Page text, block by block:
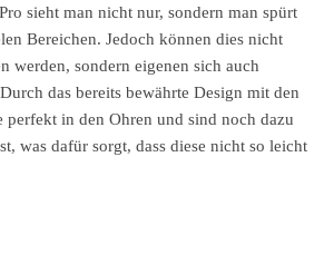
sieht man nicht nur, sondern man spürt
Bereichen. Jedoch können dies nicht
werden, sondern eigenen sich auch
das bereits bewährte Design mit den
perfekt in den Ohren und sind noch dazu
was dafür sorgt, dass diese nicht so leicht